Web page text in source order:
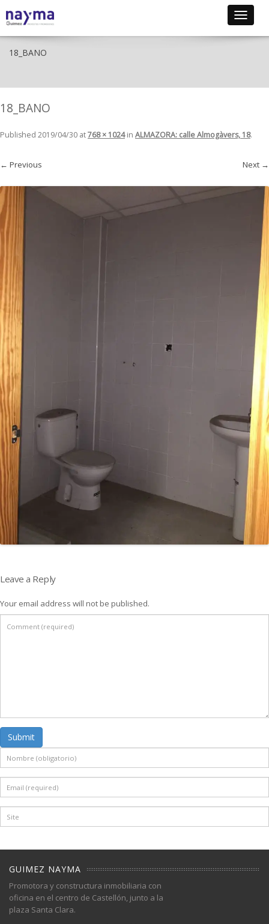
Toggle
18_BANO
18_BANO
Published 2019/04/30 at768 × 1024in ALMAZORA: calle Almogàvers, 18.
← Previous Next →
Leave a Reply
Your email address will not be published.
Submit
GUIMEZ NAYMA
Promotora y constructura inmobiliaria con
oficina en el centro de Castellón, junto a la
plaza Santa Clara.